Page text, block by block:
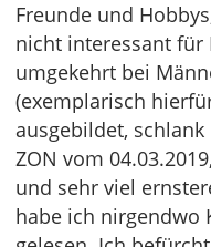
Freunde und
nicht interessant für
umgekehrt bei
(exemplarisch
ausgebildet,
ZON vom
und sehr viel
habe ich nirgendwo